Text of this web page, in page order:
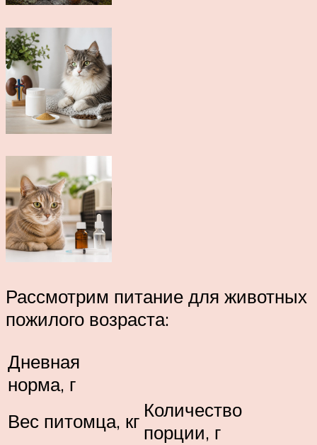
Рассмотрим питание для животных
пожилого возраста:
Дневная
норма, г
Вес питомца, кг Количество
порции, г